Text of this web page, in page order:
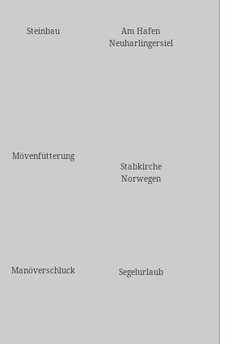
Steinbau
Am Hafen
Neuharlingersiel
Mövenfütterung
Stabkirche
Norwegen
Manöverschluck Segelurlaub